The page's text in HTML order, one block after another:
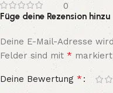
0
Füge deine Rezension hinzu
Deine E-Mail-Adresse
Felder sind mit* markiert
Deine Bewertung *